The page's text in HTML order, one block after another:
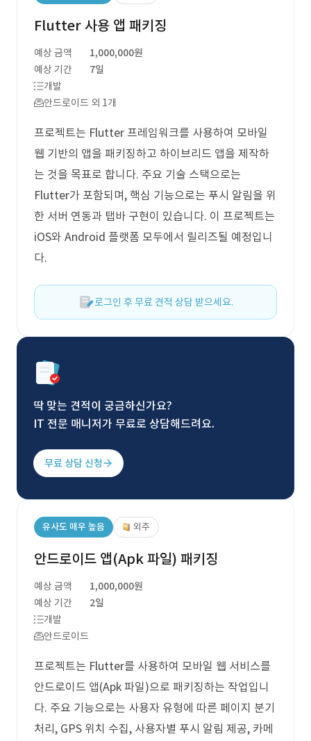
Flutter 사용 앱 패키징
예상 금액
1,000,000원
예상 기간
7일
개발
안드로이드 외 1개
프로젝트는 Flutter 프레임워크를 사용하여 모바일
웹 기반의 앱을 패키징하고 하이브리드 앱을 제작하
는 것을 목표로 합니다. 주요 기술 스택으로는
Flutter가 포함되며, 핵심 기능으로는 푸시 알림을 위
한 서버 연동과 탭바 구현이 있습니다. 이 프로젝트는
iOS와 Android 플랫폼 모두에서 릴리즈될 예정입니
다.
로그인 후 무료 견적 상담 받으세요.
딱 맞는 견적이 궁금하신가요?
IT 전문 매니저가 무료로 상담해드려요.
무료 상담 신청
유사도 매우 높음 외주
안드로이드 앱(Apk 파일) 패키징
예상 금액
1,000,000원
예상 기간
2일
개발
안드로이드
프로젝트는 Flutter를 사용하여 모바일 웹 서비스를
안드로이드 앱(Apk 파일)으로 패키징하는 작업입니
다. 주요 기능으로는 사용자 유형에 따른 페이지 분기
처리, GPS 위치 수집, 사용자별 푸시 알림 제공, 카메